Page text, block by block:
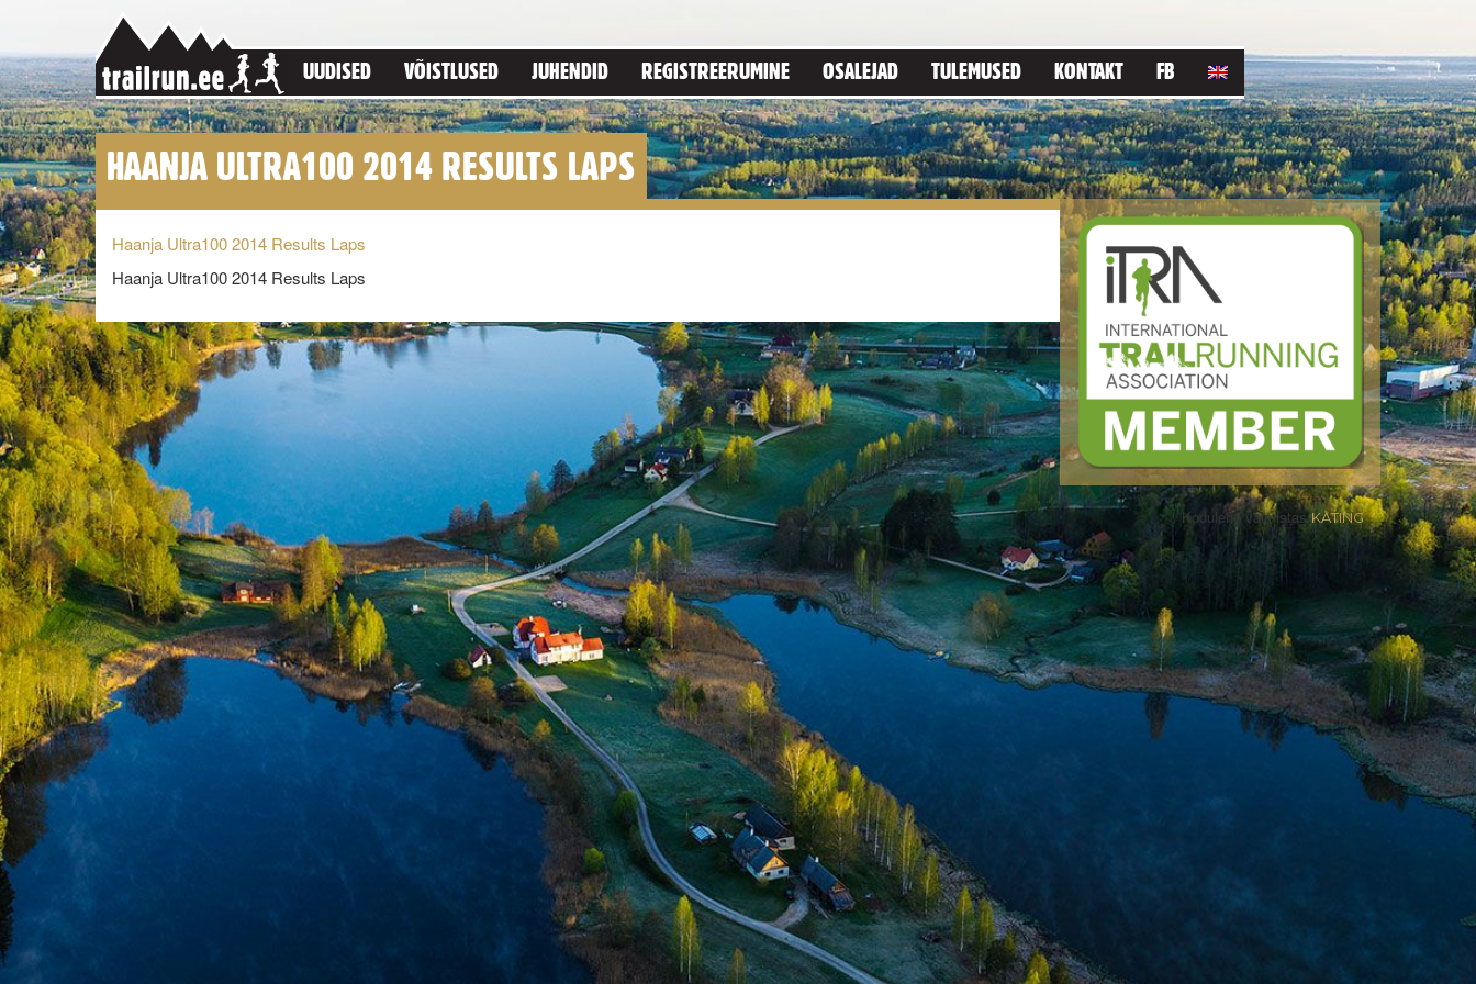
UUDISED VÕISTLUSED JUHENDID REGISTREERUMINE OSALEJAD TULEMUSED KONTAKT FB
HAANJA ULTRA100 2014 RESULTS LAPS
Haanja Ultra100 2014 Results Laps
Haanja Ultra100 2014 Results Laps
Kodulehe valmistasKATING